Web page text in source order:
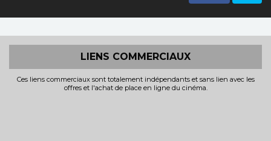
LIENS COMMERCIAUX
Ces liens commerciaux sont totalement indépendants et sans lien avec les
offres et l'achat de place en ligne du cinéma.